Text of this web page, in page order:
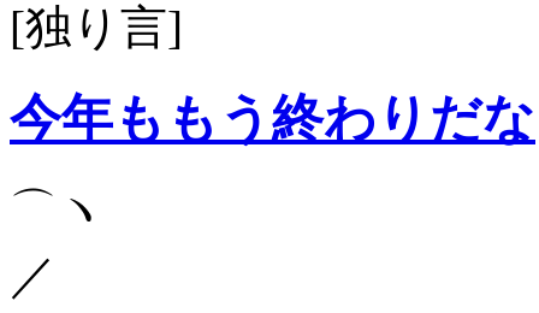
[独り言]
今年ももう終わりだな
⌒ヽ
／